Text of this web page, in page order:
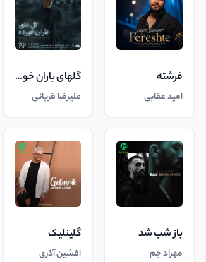
فرشته
امید عقابی
گلهای باران خورده
علیرضا قربانی
باز شب شد
مهراد جم
گلینلیک
افشین آذری